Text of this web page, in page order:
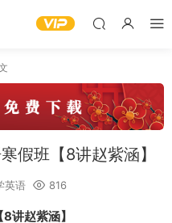
假班【8讲赵紫涵】
英语 816
讲赵紫涵】